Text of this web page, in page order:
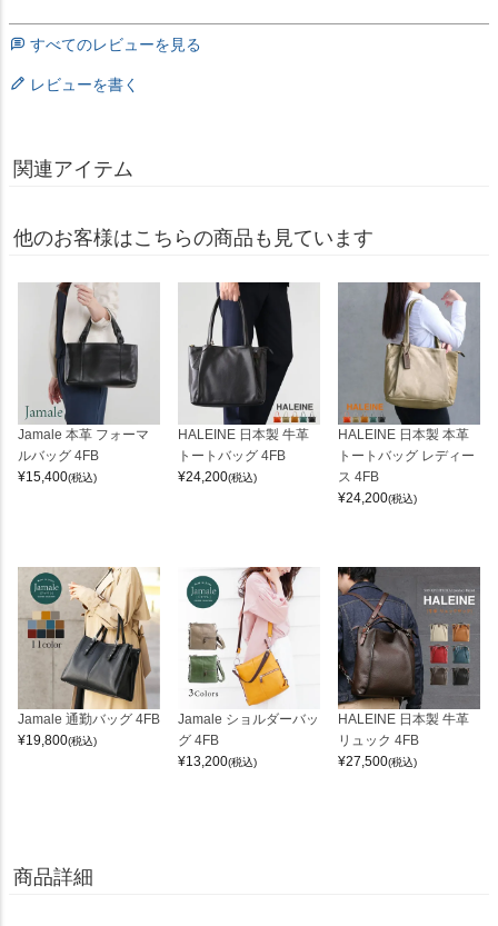
すべてのレビューを見る
レビューを書く
関連アイテム
他のお客様はこちらの商品も見ています
Jamale 本革 フォーマ
ルバッグ 4FB
¥15,400(税込)
HALEINE 日本製 牛革
トートバッグ 4FB
¥24,200(税込)
HALEINE 日本製 本革
トートバッグ レディー
ス 4FB
¥24,200(税込)
Jamale 通勤バッグ 4FB
¥19,800(税込)
Jamale ショルダーバッ
グ 4FB
¥13,200(税込)
HALEINE 日本製 牛革
リュック 4FB
¥27,500(税込)
商品詳細